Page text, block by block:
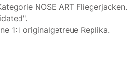
NOSE ART
1:1 originalgetreue Replika.